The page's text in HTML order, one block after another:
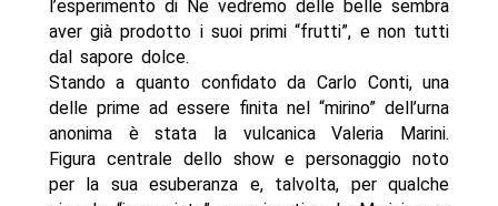
l’esperimento di Ne vedremo delle belle sembra
aver già prodotto i suoi primi “frutti”, e non tutti
dal sapore dolce.
Stando a quanto confidato da Carlo Conti, una
delle prime ad essere finita nel “mirino” dell’urna
anonima è stata la vulcanica Valeria Marini.
Figura centrale dello show e personaggio noto
per la sua esuberanza e, talvolta, per qualche